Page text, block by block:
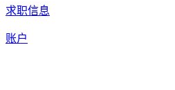
求职信息
账户